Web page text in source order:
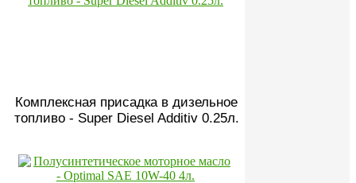
Комплексная присадка в дизельное
топливо - Super Diesel Additiv 0.25л.